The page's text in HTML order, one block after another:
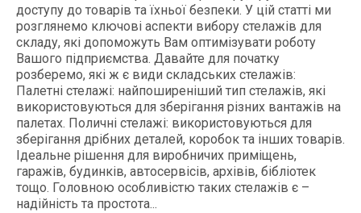
доступу до товарів та їхньої безпеки. У цій статті ми
розглянемо ключові аспекти вибору стелажів для
складу, які допоможуть Вам оптимізувати роботу
Вашого підприємства. Давайте для початку
розберемо, які ж є види складських стелажів:
Палетні стелажі: найпоширеніший тип стелажів, які
використовуються для зберігання різних вантажів на
палетах. Поличні стелажі: використовуються для
зберігання дрібних деталей, коробок та інших товарів.
Ідеальне рішення для виробничих приміщень,
гаражів, будинків, автосервісів, архівів, бібліотек
тощо. Головною особливістю таких стелажів є –
надійність та простота...